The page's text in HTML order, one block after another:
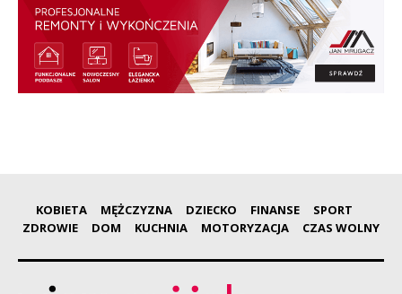
KOBIETA MĘŻCZYZNA DZIECKO FINANSE
SPORT
ZDROWIE
DOM KUCHNIA MOTORYZACJA CZAS WOLNY